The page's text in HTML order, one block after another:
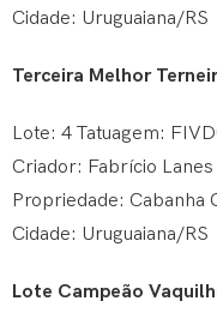
Cidade: Uruguaiana/RS
Terceira Melhor
Lote: 4 Tatuagem:
Criador: Fabrício
Propriedade: Cabanha
Cidade: Uruguaiana/RS
Lote Campeão